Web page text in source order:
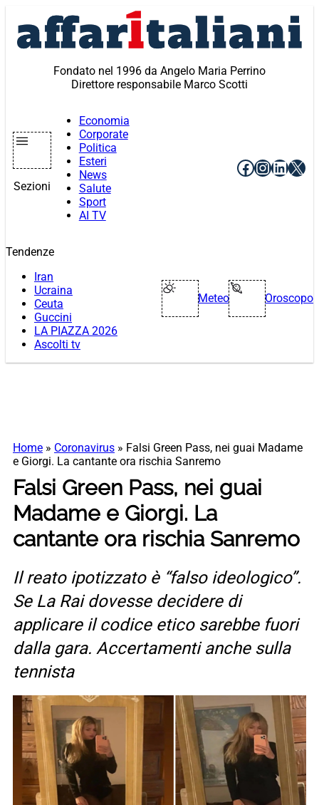
contenuto
Fondato nel 1996 da Angelo Maria Perrino
Direttore responsabile Marco Scotti
Sezioni
Economia
Corporate
Politica
Esteri
News
Salute
Sport
AI TV
Facebook
X
Tendenze
Iran
Ucraina
Ceuta
Guccini
LA PIAZZA 2026
Ascolti tv
Meteo Oroscopo
Home » Coronavirus » Falsi Green Pass, nei guai Madame
e Giorgi. La cantante ora rischia Sanremo
Falsi Green Pass, nei guai
Madame e Giorgi. La
cantante ora rischia Sanremo
Il reato ipotizzato è “falso ideologico”.
Se La Rai dovesse decidere di
applicare il codice etico sarebbe fuori
dalla gara. Accertamenti anche sulla
tennista